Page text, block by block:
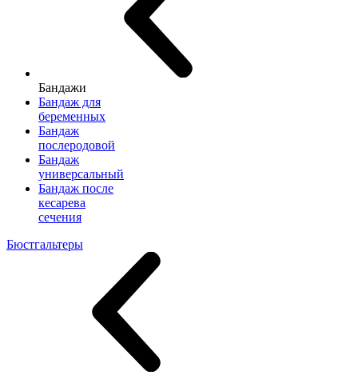
Бандажи
Бандаж для
беременных
Бандаж
послеродовой
Бандаж
универсальный
Бандаж после
кесарева
сечения
Бюстгальтеры